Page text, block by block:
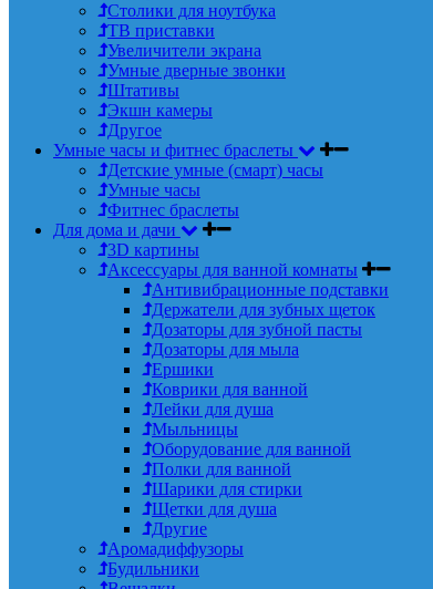
Столики для ноутбука
ТВ приставки
Увеличители экрана
Умные дверные звонки
Штативы
Экшн камеры
Другое
Умные часы и фитнес браслеты
Детские умные (смарт) часы
Умные часы
Фитнес браслеты
Для дома и дачи
3D картины
Аксессуары для ванной комнаты
Антивибрационные подставки
Держатели для зубных щеток
Дозаторы для зубной пасты
Дозаторы для мыла
Ершики
Коврики для ванной
Лейки для душа
Мыльницы
Оборудование для ванной
Полки для ванной
Шарики для стирки
Щетки для душа
Другие
Аромадиффузоры
Будильники